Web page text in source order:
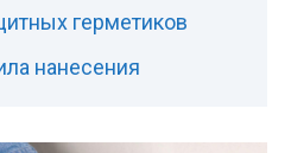
герметиков
нанесения